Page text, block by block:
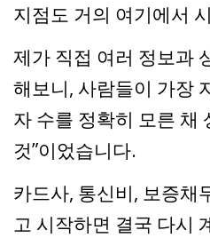
지점도 거의 여기에서
제가 직접 여러 정보과
해보니, 사람들이 가장
자 수를 정확히 모른 채
것”이었습니다.
카드사, 통신비, 보증채
고 시작하면 결국 다시